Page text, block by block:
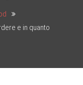
e in quanto